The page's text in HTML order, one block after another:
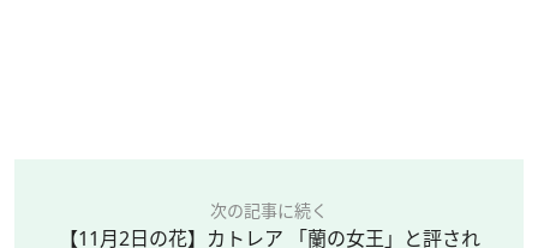
次の記事に続く
【11月2日の花】カトレア 「蘭の女王」と評され